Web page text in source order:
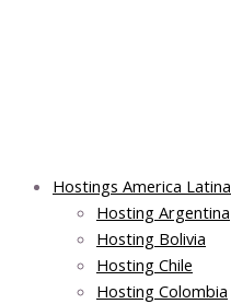
Hostings America Latina
Hosting Argentina
Hosting Bolivia
Hosting Chile
Hosting Colombia